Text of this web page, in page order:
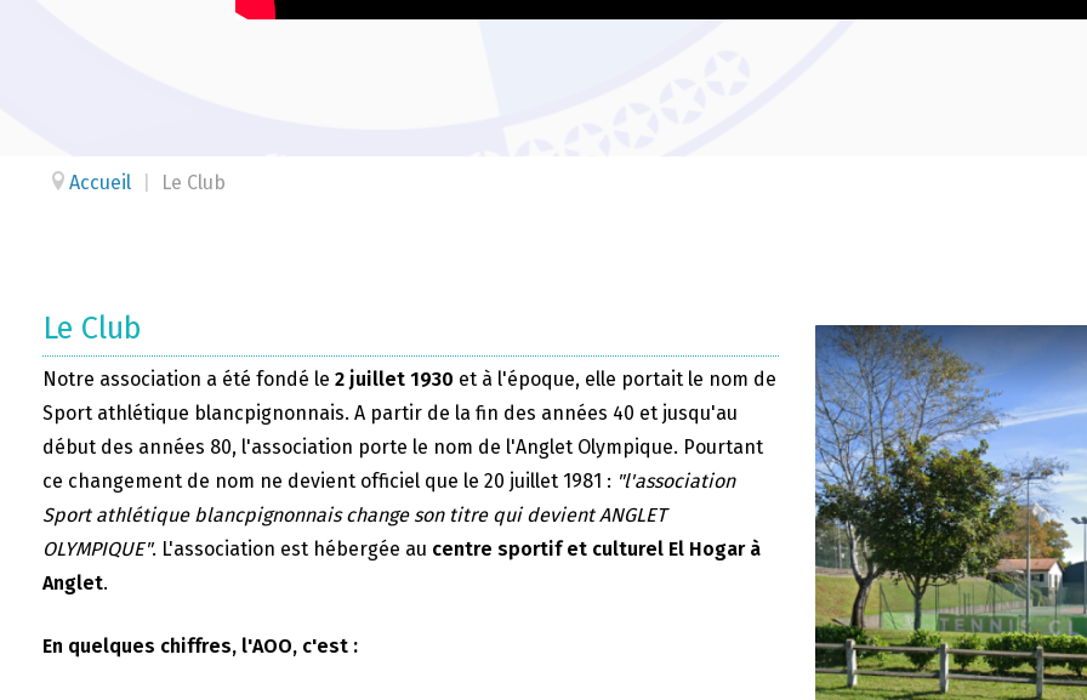
Accueil Le Club
Le Club
Notre association a été fondé le 2 juillet 1930 et à l'époque, elle portait le nom de
Sport athlétique blancpignonnais. A partir de la fin des années 40 et jusqu'au
début des années 80, l'association porte le nom de l'Anglet Olympique. Pourtant
ce changement de nom ne devient officiel que le 20 juillet 1981 : "l'association
Sport athlétique blancpignonnais change son titre qui devient ANGLET
OLYMPIQUE". L'association est hébergée au centre sportif et culturel El Hogar à
Anglet.
En quelques chiffres, l'AOO, c'est :